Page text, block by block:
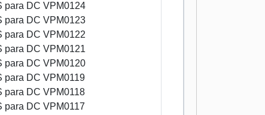
para DC VPM0124
para DC VPM0123
para DC VPM0122
para DC VPM0121
para DC VPM0120
para DC VPM0119
para DC VPM0118
para DC VPM0117